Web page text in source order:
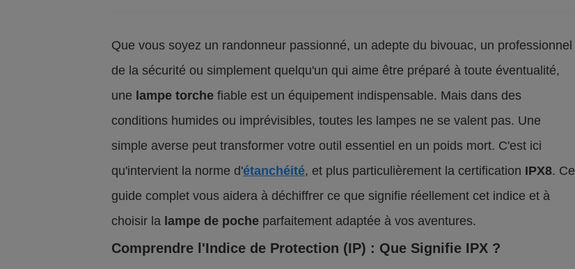
Que vous soyez un randonneur passionné, un adepte du bivouac, un professionnel
de la sécurité ou simplement quelqu'un qui aime être préparé à toute éventualité,
une lampe torche fiable est un équipement indispensable. Mais dans des
conditions humides ou imprévisibles, toutes les lampes ne se valent pas. Une
simple averse peut transformer votre outil essentiel en un poids mort. C'est ici
qu'intervient la norme d'étanchéité, et plus particulièrement la certification IPX8. Ce
guide complet vous aidera à déchiffrer ce que signifie réellement cet indice et à
choisir la lampe de poche parfaitement adaptée à vos aventures.
Comprendre l'Indice de Protection (IP) : Que Signifie IPX ?